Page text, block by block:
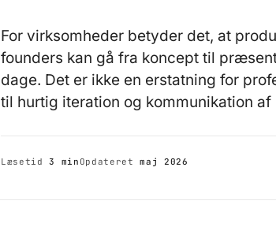
For virksomheder betyder det, at
founders kan gå fra koncept til
dage. Det er ikke en erstatning for
til hurtig iteration og kommunikation af
Læsetid3 min Opdateretmaj 2026